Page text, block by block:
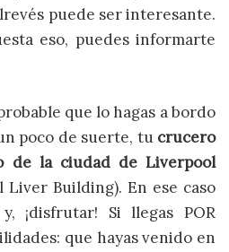
puede ser interesante.
eso, puedes informarte
que lo hagas a bordo
poco de suerte, tucrucero
de la ciudad de Liverpool
Liver Building). En ese caso
¡disfrutar! Si llegas POR
que hayas venido en